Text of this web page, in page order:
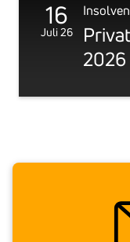
16
Juli 26
2026